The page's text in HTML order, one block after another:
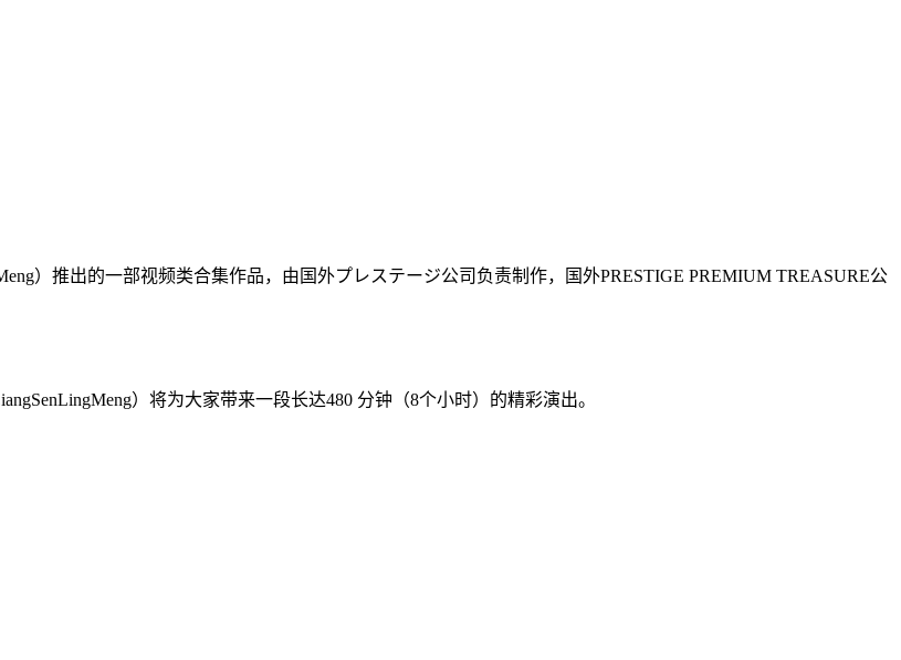
）推出的一部视频类合集作品，由国外プレステージ公司负责制作，国外PRESTIGE PREMIUM TREASURE公
）将为大家带来一段长达480 分钟（8个小时）的精彩演出。